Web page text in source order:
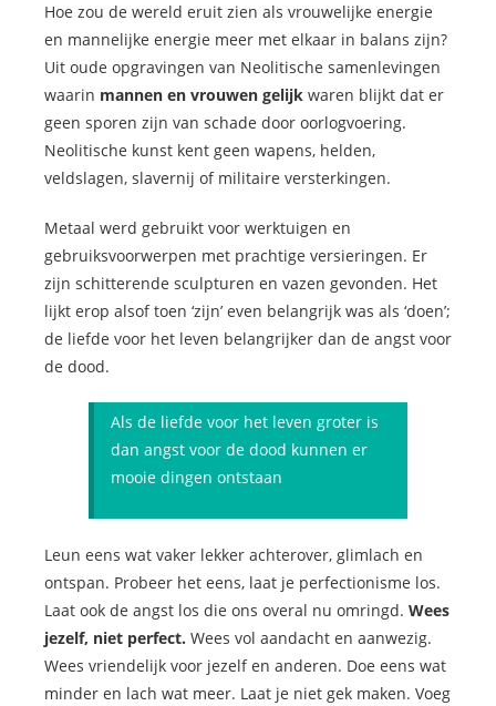
Hoe zou de wereld eruit zien als vrouwelijke energie
en mannelijke energie meer met elkaar in balans zijn?
Uit oude opgravingen van Neolitische samenlevingen
waarin mannen en vrouwen gelijk waren blijkt dat er
geen sporen zijn van schade door oorlogvoering.
Neolitische kunst kent geen wapens, helden,
veldslagen, slavernij of militaire versterkingen.
Metaal werd gebruikt voor werktuigen en
gebruiksvoorwerpen met prachtige versieringen. Er
zijn schitterende sculpturen en vazen gevonden. Het
lijkt erop alsof toen ‘zijn’ even belangrijk was als ‘doen’;
de liefde voor het leven belangrijker dan de angst voor
de dood.
Als de liefde voor het leven groter is
dan angst voor de dood kunnen er
mooie dingen ontstaan
Leun eens wat vaker lekker achterover, glimlach en
ontspan. Probeer het eens, laat je perfectionisme los.
Laat ook de angst los die ons overal nu omringd. Wees
jezelf, niet perfect. Wees vol aandacht en aanwezig.
Wees vriendelijk voor jezelf en anderen. Doe eens wat
minder en lach wat meer. Laat je niet gek maken. Voeg